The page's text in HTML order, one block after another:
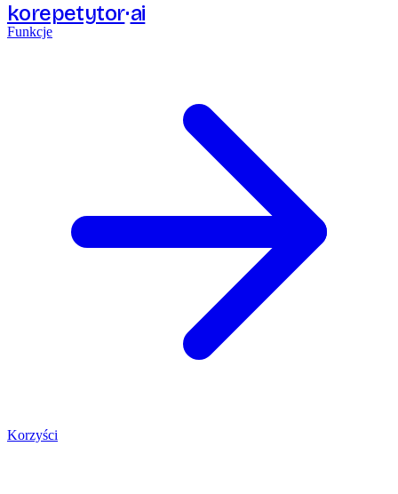
korepetytor ai
Funkcje
Korzyści